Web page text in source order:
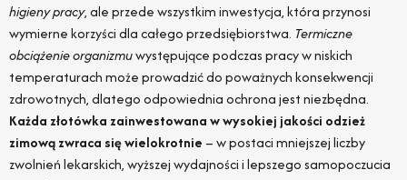
higieny pracy, ale przede wszystkim inwestycja, która przynosi
wymierne korzyści dla całego przedsiębiorstwa. Termiczne
obciążenie organizmuwystępujące podczas pracy w niskich
temperaturach może prowadzić do poważnych konsekwencji
zdrowotnych, dlatego odpowiednia ochrona jest niezbędna.
Każda złotówka zainwestowana w wysokiej jakości odzież
zimową zwraca się wielokrotnie – w postaci mniejszej liczby
zwolnień lekarskich, wyższej wydajności i lepszego samopoczucia